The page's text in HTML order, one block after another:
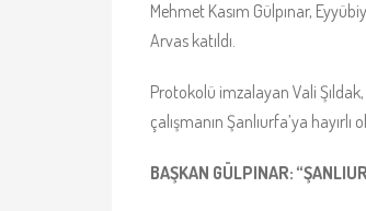
Mehmet Kasım Gülpınar,
Arvas katıldı.
Protokolü imzalayan Vali
çalışmanın Şanlıurfa’ya hayırlı
BAŞKAN GÜLPINAR: